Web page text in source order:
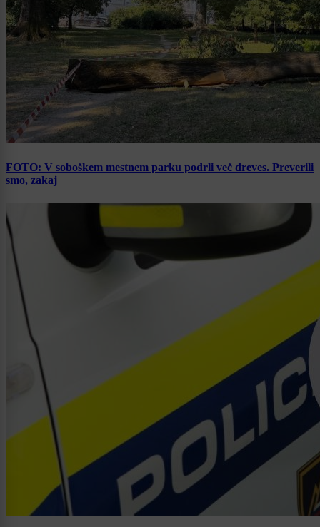
FOTO: V soboškem mestnem parku podrli več dreves. Preverili
smo, zakaj